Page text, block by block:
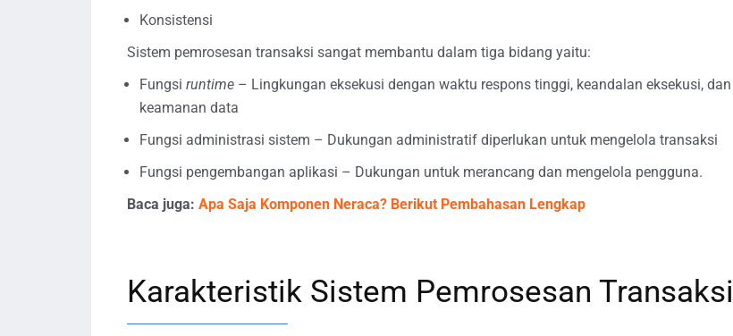
Konsistensi
Sistem pemrosesan transaksi sangat membantu dalam tiga bidang yaitu:
Fungsi runtime – Lingkungan eksekusi dengan waktu respons tinggi, keandalan eksekusi, dan
keamanan data
Fungsi administrasi sistem – Dukungan administratif diperlukan untuk mengelola transaksi
Fungsi pengembangan aplikasi – Dukungan untuk merancang dan mengelola pengguna.
Baca juga: Apa Saja Komponen Neraca? Berikut Pembahasan Lengkap
Karakteristik Sistem Pemrosesan Transaksi